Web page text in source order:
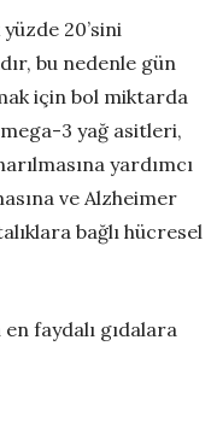
20’sini
bu nedenle gün
için bol miktarda
3 yağ asitleri,
yardımcı
ve Alzheimer
bağlı hücresel
en faydalı gıdalara